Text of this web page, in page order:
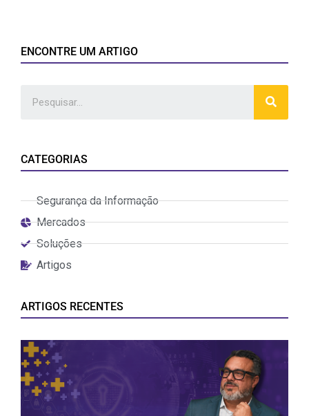
ENCONTRE UM ARTIGO
CATEGORIAS
Segurança da Informação
Mercados
Soluções
Artigos
ARTIGOS RECENTES